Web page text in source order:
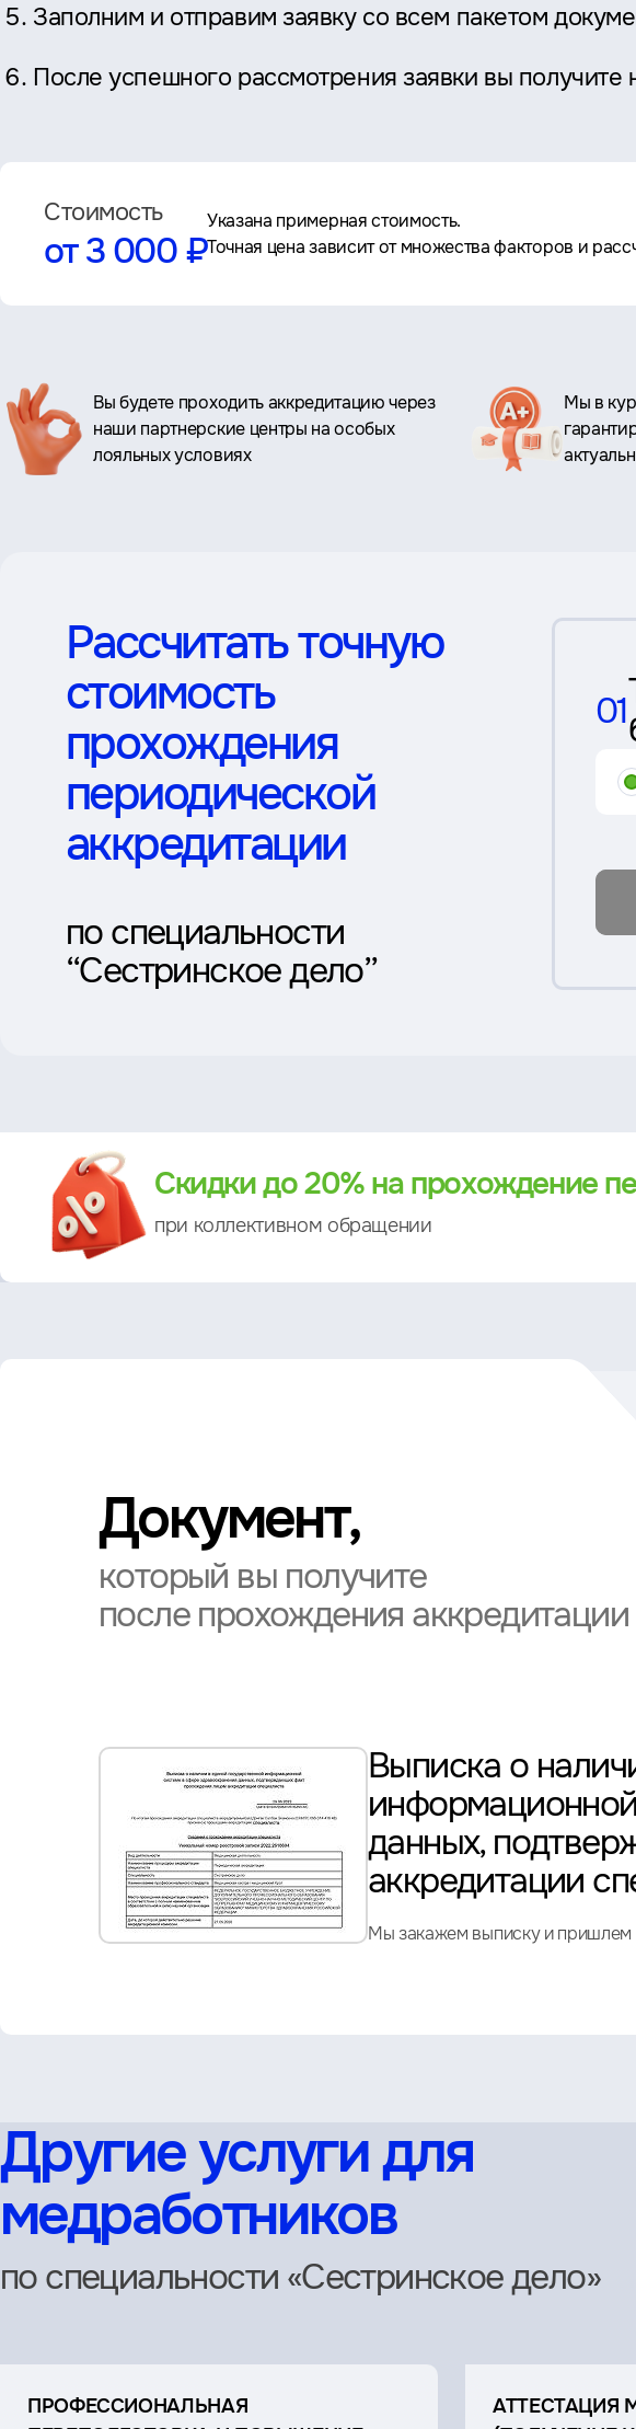
Заполним и отправим заявку со всем пакетом
После успешного рассмотрения заявки вы получите
Стоимость
от 3 000 ₽
Указана примерная стоимость.
Точная цена зависит от множества факторов и
Ключевые
преимущества
Вы будете проходить аккредитацию через
наши партнерские центры на особых
лояльных условиях
Мы в
Рассчитать точную
стоимость
прохождения
периодической
аккредитации
по специальности
“Сестринское дело”
01
ПреимуществоСкидки до 20% на прохождение
при коллективном обращении
Документ,
который вы получите
после прохождения аккредитации
Выписка о
данных,
аккредитации
Мы закажем выписку и
Другие услуги для
медработников
по специальности «Сестринское дело»
ПРОФЕССИОНАЛЬНАЯ
АТТЕСТАЦИЯ